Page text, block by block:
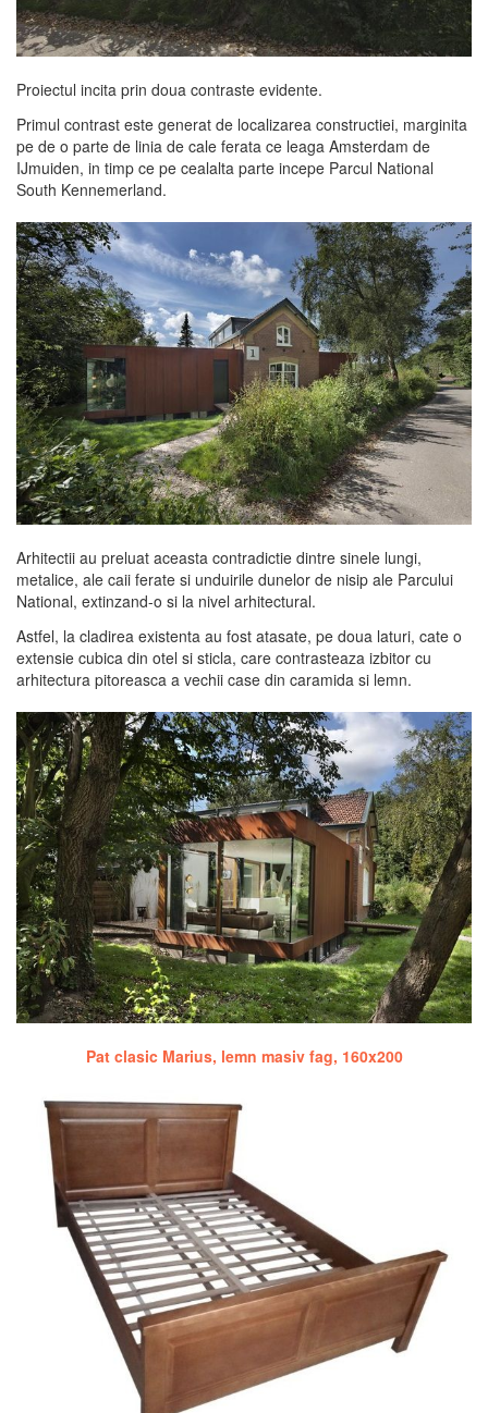
Proiectul incita prin doua contraste evidente.
Primul contrast este generat de localizarea constructiei, marginita
pe de o parte de linia de cale ferata ce leaga Amsterdam de
IJmuiden, in timp ce pe cealalta parte incepe Parcul National
South Kennemerland.
Arhitectii au preluat aceasta contradictie dintre sinele lungi,
metalice, ale caii ferate si unduirile dunelor de nisip ale Parcului
National, extinzand-o si la nivel arhitectural.
Astfel, la cladirea existenta au fost atasate, pe doua laturi, cate o
extensie cubica din otel si sticla, care contrasteaza izbitor cu
arhitectura pitoreasca a vechii case din caramida si lemn.
Pat clasic Marius, lemn masiv fag, 160x200